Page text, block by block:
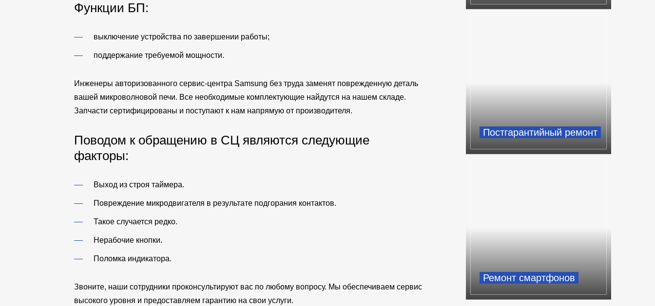
Функции БП:
выключение устройства по завершении работы;
поддержание требуемой мощности.
Инженеры авторизованного сервис-центра Samsung без труда заменят поврежденную деталь
вашей микроволновой печи. Все необходимые комплектующие найдутся на нашем складе.
Запчасти сертифицированы и поступают к нам напрямую от производителя.
Поводом к обращению в СЦ являются следующие
факторы:
Выход из строя таймера.
Повреждение микродвигателя в результате подгорания контактов.
Такое случается редко.
Нерабочие кнопки.
Поломка индикатора.
Звоните, наши сотрудники проконсультируют вас по любому вопросу. Мы обеспечиваем сервис
высокого уровня и предоставляем гарантию на свои услуги.
Постгарантийный ремонт
Ремонт смартфонов